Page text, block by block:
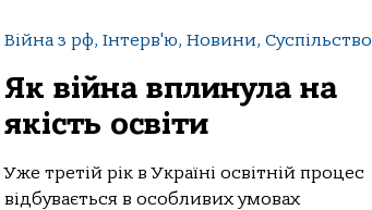
Війна з рф, Інтерв'ю, Новини, Суспільство
Як війна вплинула на
якість освіти
Уже третій рік в Україні освітній процес
відбувається в особливих умовах